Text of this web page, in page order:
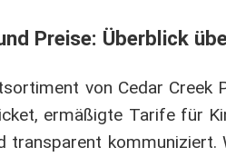
Preise: Überblick
von Cedar
ermäßigte Tarife für
transparent